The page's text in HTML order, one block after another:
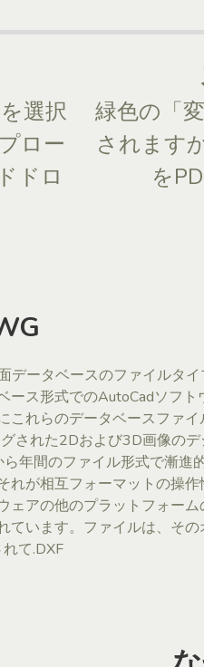
選択
ロー
ドロ
緑色の「
されます
を
データベースのファイルタイ
ース形式でのAutoCadソフト
れらのデータベースファイ
された2Dおよび3D画像の
年間のファイル形式で漸進
れが相互フォーマットの操
ェアの他のプラットフォー
ています。ファイルは、その
て.DXF